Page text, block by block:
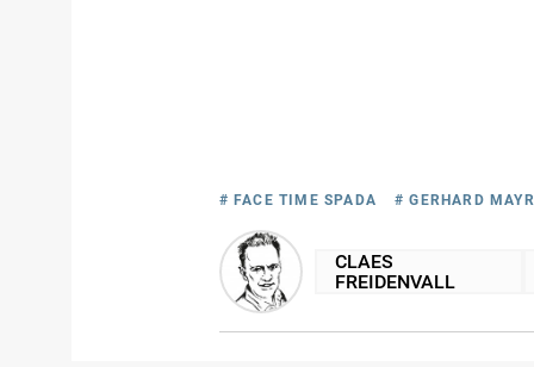
# FACE TIME SPADA # GERHARD MAYR
CLAES
FREIDENVALL